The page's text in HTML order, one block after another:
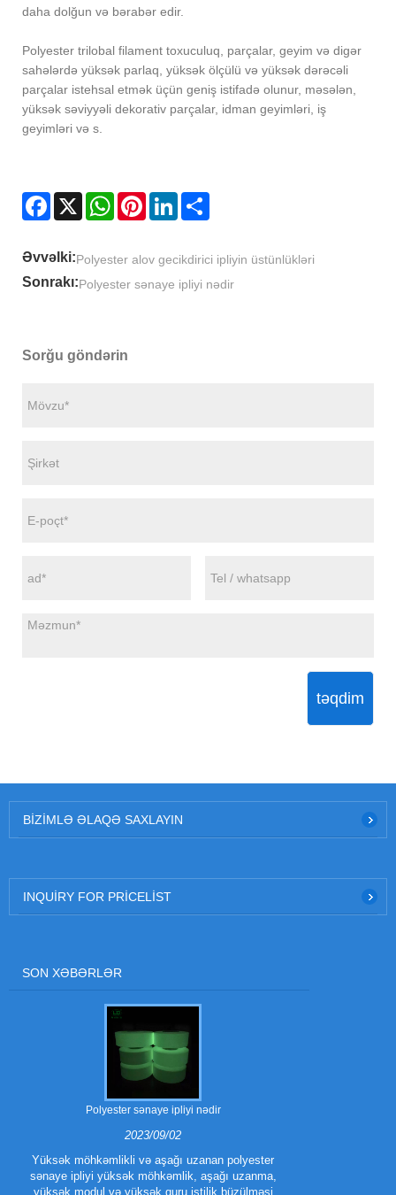
daha dolğun və bərabər edir.
Polyester trilobal filament toxuculuq, parçalar, geyim və digər
sahələrdə yüksək parlaq, yüksək ölçülü və yüksək dərəcəli
parçalar istehsal etmək üçün geniş istifadə olunur, məsələn,
yüksək səviyyəli dekorativ parçalar, idman geyimləri, iş
geyimləri və s.
Facebook
X WhatsAppPinterestLinkedIn
Əvvəlki:Polyester alov gecikdirici ipliyin üstünlükləri
Sonrakı:Polyester sənaye ipliyi nədir
Sorğu göndərin
təqdim
BIZIMLƏ ƏLAQƏ SAXLAYIN
INQUIRY FOR PRICELIST
SON XƏBƏRLƏR
Polyester sənaye ipliyi nədir
2023/09/02
Yüksək möhkəmlikli və aşağı uzanan polyester
sənaye ipliyi yüksək möhkəmlik, aşağı uzanma,
yüksək modul və yüksək quru istilik büzülməsi